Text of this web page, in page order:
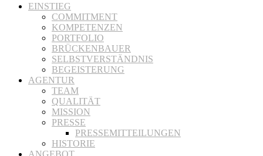
EINSTIEG
COMMITMENT
KOMPETENZEN
PORTFOLIO
BRÜCKENBAUER
SELBSTVERSTÄNDNIS
BEGEISTERUNG
AGENTUR
TEAM
QUALITÄT
MISSION
PRESSE
PRESSEMITTEILUNGEN
HISTORIE
ANGEBOT